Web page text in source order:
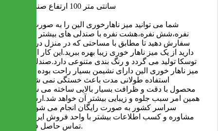
ارتفاع صندلی ها 100 سانتی متر
شما می توانید میز ناهارخوری الین را به صورت چهار
نفره،شش نفره،هشت نفره با صندلی های بیشتر یا کمتر
سفارش دهید تا مطابق با مساحتی که در منزل در اختیار
دارید از یک میز ناهار خوری زیبا بهره ببرید.این کار از چوب
توسکا تولید می گردد و رنگ بندی متنوعی دارد.صندلی های
میز ناهار خوری الین دارای نشیمن بسیار راحت بوده و برای
استفاده طولانی مدت باعث خستگی نمی شود.این
محصول با دقت و ظرافت بسیار بالایی ساخته می شود که
همین امر سبب جلوه و زیبایی بیشتر آن خواهد شد.ارسال به
سراسر کشور به صورت رایگان انجام می شود.برای
مشاوره و کسب اطلاعات بیشتر با واحد فروش ایران میز
تماس حاصل فرمایید.